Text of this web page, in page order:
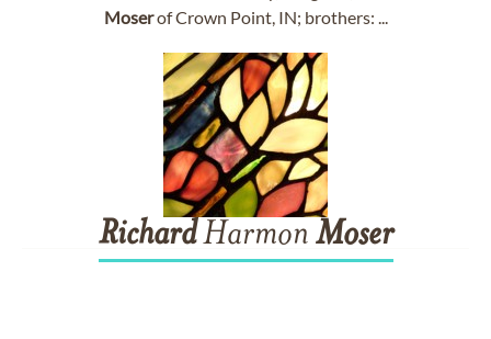
Moserof Crown Point, IN; brothers: ...
RichardHarmon Moser